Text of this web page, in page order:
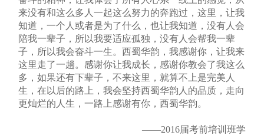
来没有和这么多人一起这么努力的奔跑过，这里，让我
知道，一个人或者是为了什么，也让我知道，没有人会
陪我一辈子，所以我要适应孤独，没有人会帮我一辈
子，所以我会奋斗一生。西蜀华韵，我感谢你，让我来
这里走了一趟。感谢你让我成长，感谢你教会了我这么
多，如果还有下辈子，不来这里，就算不上是完美人
生，在以后的路上，我会坚持西蜀华韵人的品质，走向
更灿烂的人生，一路上感谢有你，西蜀华韵。
——2016届考前培训班学